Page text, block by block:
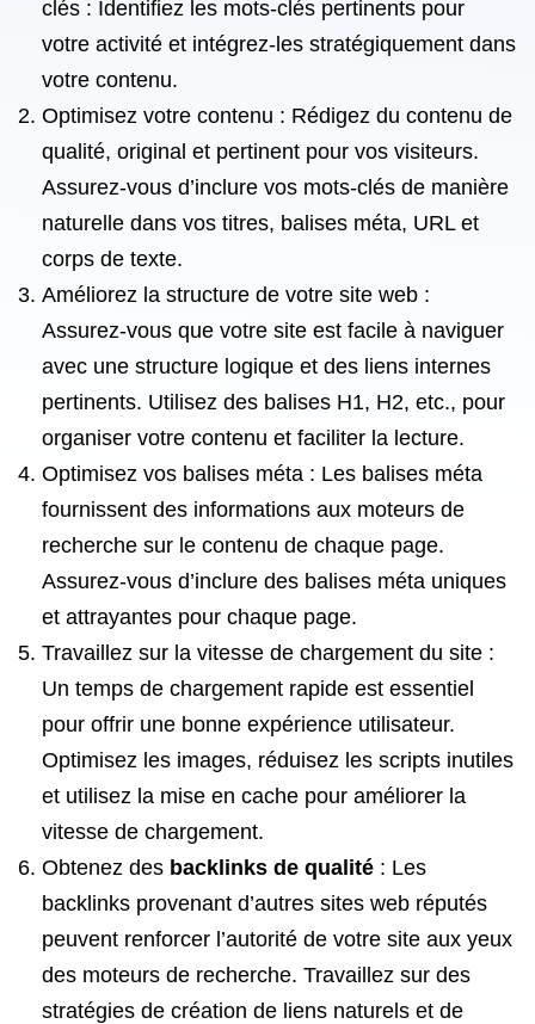
clés : Identifiez les mots-clés pertinents pour
votre activité et intégrez-les stratégiquement dans
votre contenu.
Optimisez votre contenu : Rédigez du contenu de
qualité, original et pertinent pour vos visiteurs.
Assurez-vous d’inclure vos mots-clés de manière
naturelle dans vos titres, balises méta, URL et
corps de texte.
Améliorez la structure de votre site web :
Assurez-vous que votre site est facile à naviguer
avec une structure logique et des liens internes
pertinents. Utilisez des balises H1, H2, etc., pour
organiser votre contenu et faciliter la lecture.
Optimisez vos balises méta : Les balises méta
fournissent des informations aux moteurs de
recherche sur le contenu de chaque page.
Assurez-vous d’inclure des balises méta uniques
et attrayantes pour chaque page.
Travaillez sur la vitesse de chargement du site :
Un temps de chargement rapide est essentiel
pour offrir une bonne expérience utilisateur.
Optimisez les images, réduisez les scripts inutiles
et utilisez la mise en cache pour améliorer la
vitesse de chargement.
Obtenez des backlinks de qualité : Les
backlinks provenant d’autres sites web réputés
peuvent renforcer l’autorité de votre site aux yeux
des moteurs de recherche. Travaillez sur des
stratégies de création de liens naturels et de